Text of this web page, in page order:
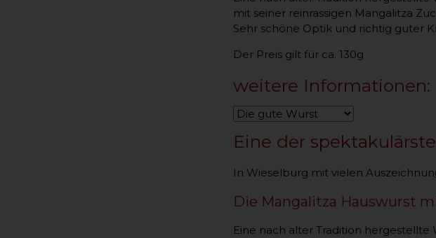
mit seiner reinrassigen Mangalitza
Sehr schöne Optik und richtig guter
Der Preis gilt für ca. 130g
weitere Informationen:
Eine der
In Wieselburg mit vielen
Die Mangalitza Hauswurst
Eine nach alter Tradition